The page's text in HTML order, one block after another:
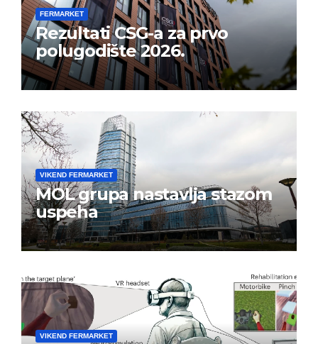
FERMARKET
Rezultati CSG-a za prvo
polugodište 2026.
VIKEND FERMARKET
MOL grupa nastavlja stazom
uspeha
VIKEND FERMARKET